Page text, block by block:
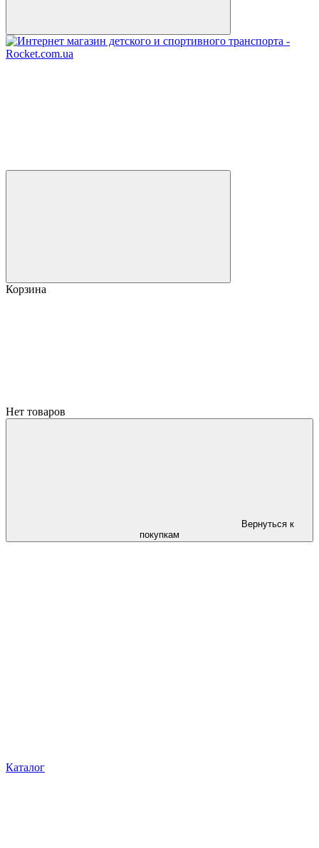
Корзина
Нет товаров
Вернуться к
покупкам
Каталог